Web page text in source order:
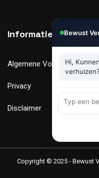
Informatie
Algemene Voorwaarden
Privacy
Disclaimer
Copyright © 2025 - Bewust
Bewust
Hi,
verhuizen?